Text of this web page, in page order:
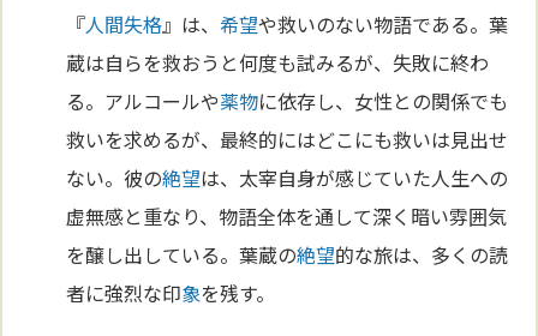
『人間失格』は、希望や救いのない物語である。葉
蔵は自らを救おうと何度も試みるが、失敗に終わ
る。アルコールや薬物に依存し、女性との関係でも
救いを求めるが、最終的にはどこにも救いは見出せ
ない。彼の絶望は、太宰自身が感じていた人生への
虚無感と重なり、物語全体を通して深く暗い雰囲気
を醸し出している。葉蔵の絶望的な旅は、多くの読
者に強烈な印象を残す。